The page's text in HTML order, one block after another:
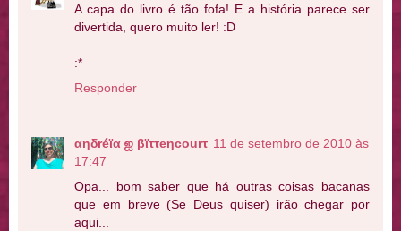
A capa do livro é tão fofa! E a história parece ser
divertida, quero muito ler! :D
:*
Responder
αηδréϊα ஐ βϊττeηcourτ 11 de setembro de 2010 às
17:47
Opa... bom saber que há outras coisas bacanas
que em breve (Se Deus quiser) irão chegar por
aqui...